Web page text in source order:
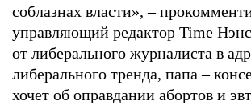
соблазнах власти», –
управляющий редактор Time
от либерального журналиста в
либерального тренда, папа –
хочет об оправдании абортов и